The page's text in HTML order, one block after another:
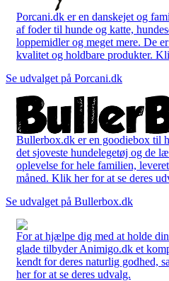
Porcani.dk er en danskejet og
af foder til hunde og katte,
loppemidler og meget mere. De
kvalitet og holdbare produkter.
Se udvalget på Porcani.dk
Bullerbox.dk er en goodiebox til
det sjoveste hundelegetøj og de
oplevelse for hele familien,
måned. Klik her for at se deres
Se udvalget på Bullerbox.dk
For at hjælpe dig med at holde
glade tilbyder Animigo.dk et
kendt for deres naturlig godhed,
her for at se deres udvalg.